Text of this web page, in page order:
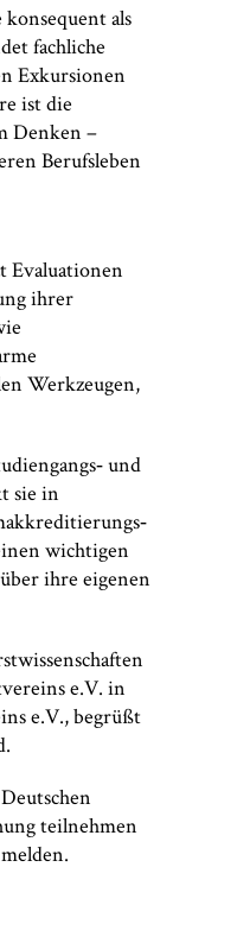
als
fachliche
Exkursionen
ist die
Denken –
Berufsleben
Evaluationen
ihrer
Werkzeugen,
und
sie in
wichtigen
ihre eigenen
e.V. in
e.V., begrüßt
teilnehmen
melden.